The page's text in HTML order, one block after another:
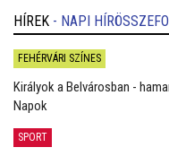
HÍREK - NAPI
FEHÉRVÁRI SZÍNES
Királyok a Belvárosban -
Napok
SPORT